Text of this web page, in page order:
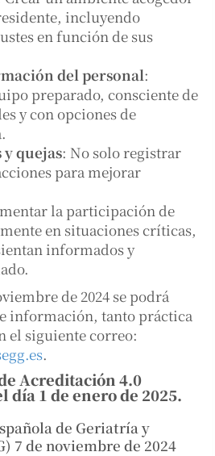
incluyendo
en función de sus
del personal:
preparado, consciente de
y con opciones de
y quejas: No solo registrar
para mejorar
la participación de
en situaciones críticas,
informados y
de 2024 se podrá
información, tanto práctica
el siguiente correo:
.
Acreditación 4.0
día 1 de enero de 2025.
de Geriatría y
7 de noviembre de 2024